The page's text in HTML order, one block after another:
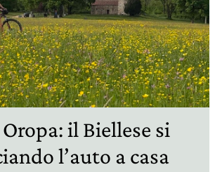
il Biellese si
l’auto a casa